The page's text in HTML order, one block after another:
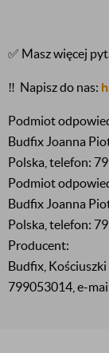
✅ Masz więcej
‼️ Napisz do nas:
Podmiot
Budfix Joanna
Polska, telefon:
Podmiot
Budfix Joanna
Polska, telefon:
Producent:
Budfix,
799053014, e-